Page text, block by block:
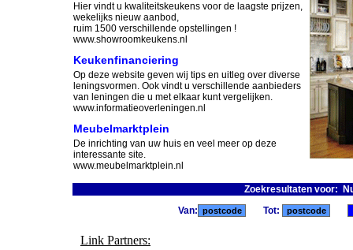
Hier vindt u kwaliteitskeukens voor de laagste prijzen,
wekelijks nieuw aanbod,
ruim 1500 verschillende opstellingen !
www.showroomkeukens.nl
Keukenfinanciering
Op deze website geven wij tips en uitleg over diverse
leningsvormen. Ook vindt u verschillende aanbieders
van leningen die u met elkaar kunt vergelijken.
www.informatieoverleningen.nl
Meubelmarktplein
De inrichting van uw huis en veel meer op deze
interessante site.
www.meubelmarktplein.nl
Zoekresultaten voor:
Link Partners:
Van: Tot: